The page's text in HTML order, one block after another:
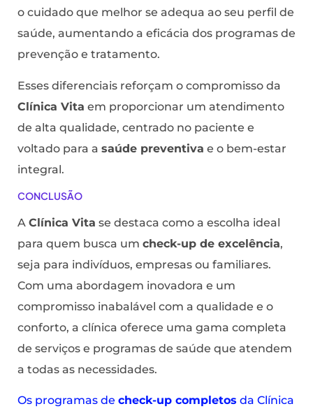
o cuidado que melhor se adequa ao seu perfil de
saúde, aumentando a eficácia dos programas de
prevenção e tratamento.
Esses diferenciais reforçam o compromisso da
Clínica Vita em proporcionar um atendimento
de alta qualidade, centrado no paciente e
voltado para a saúde preventiva e o bem-estar
integral.
CONCLUSÃO
A Clínica Vita se destaca como a escolha ideal
para quem busca um check-up de excelência,
seja para indivíduos, empresas ou familiares.
Com uma abordagem inovadora e um
compromisso inabalável com a qualidade e o
conforto, a clínica oferece uma gama completa
de serviços e programas de saúde que atendem
a todas as necessidades.
Os programas de check-up completos da Clínica